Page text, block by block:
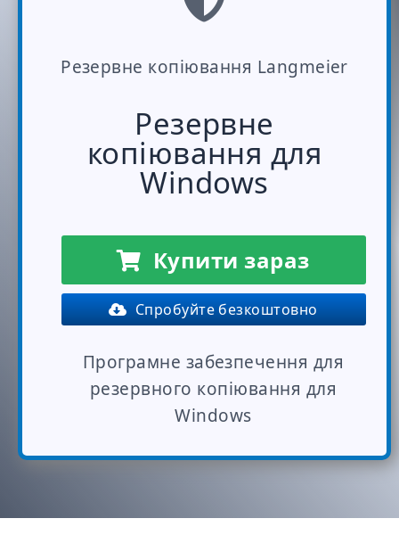
Резервне копіювання Langmeier
Резервне
копіювання для
Windows
Купити зараз
Спробуйте безкоштовно
Програмне забезпечення для
резервного копіювання для
Windows